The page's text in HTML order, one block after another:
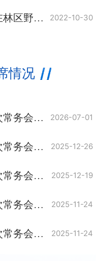
2022-10-30
火的通告
情况
2026-07-01
及采纳情况
2025-12-26
及采纳情况
2025-12-19
及采纳情况
2025-11-24
发表及采纳情况
2025-11-24
发表及采纳情况